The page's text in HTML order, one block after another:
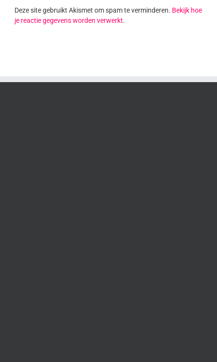
Deze site gebruikt Akismet om spam te verminderen. Bekijk hoe
je reactie gegevens worden verwerkt.